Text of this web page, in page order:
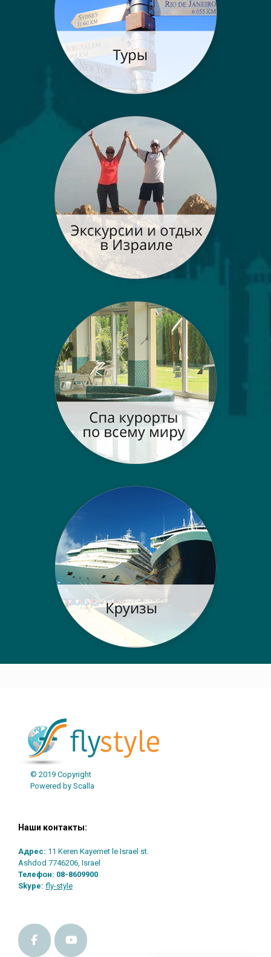
© 2019 Copyright
Powered by Scalla
Наши контакты:
Адрес: 11 Keren Kayemet le Israel st.
Ashdod 7746206, Israel
Телефон: 08-8609900
Skype: fly-style